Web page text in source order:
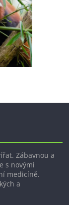
Zábavnou a
s novými
medicíně.
a